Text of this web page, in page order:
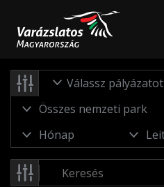
Válassz pályázatot